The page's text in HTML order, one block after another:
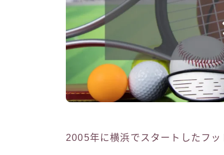
2005年に横浜でスタートしたフ